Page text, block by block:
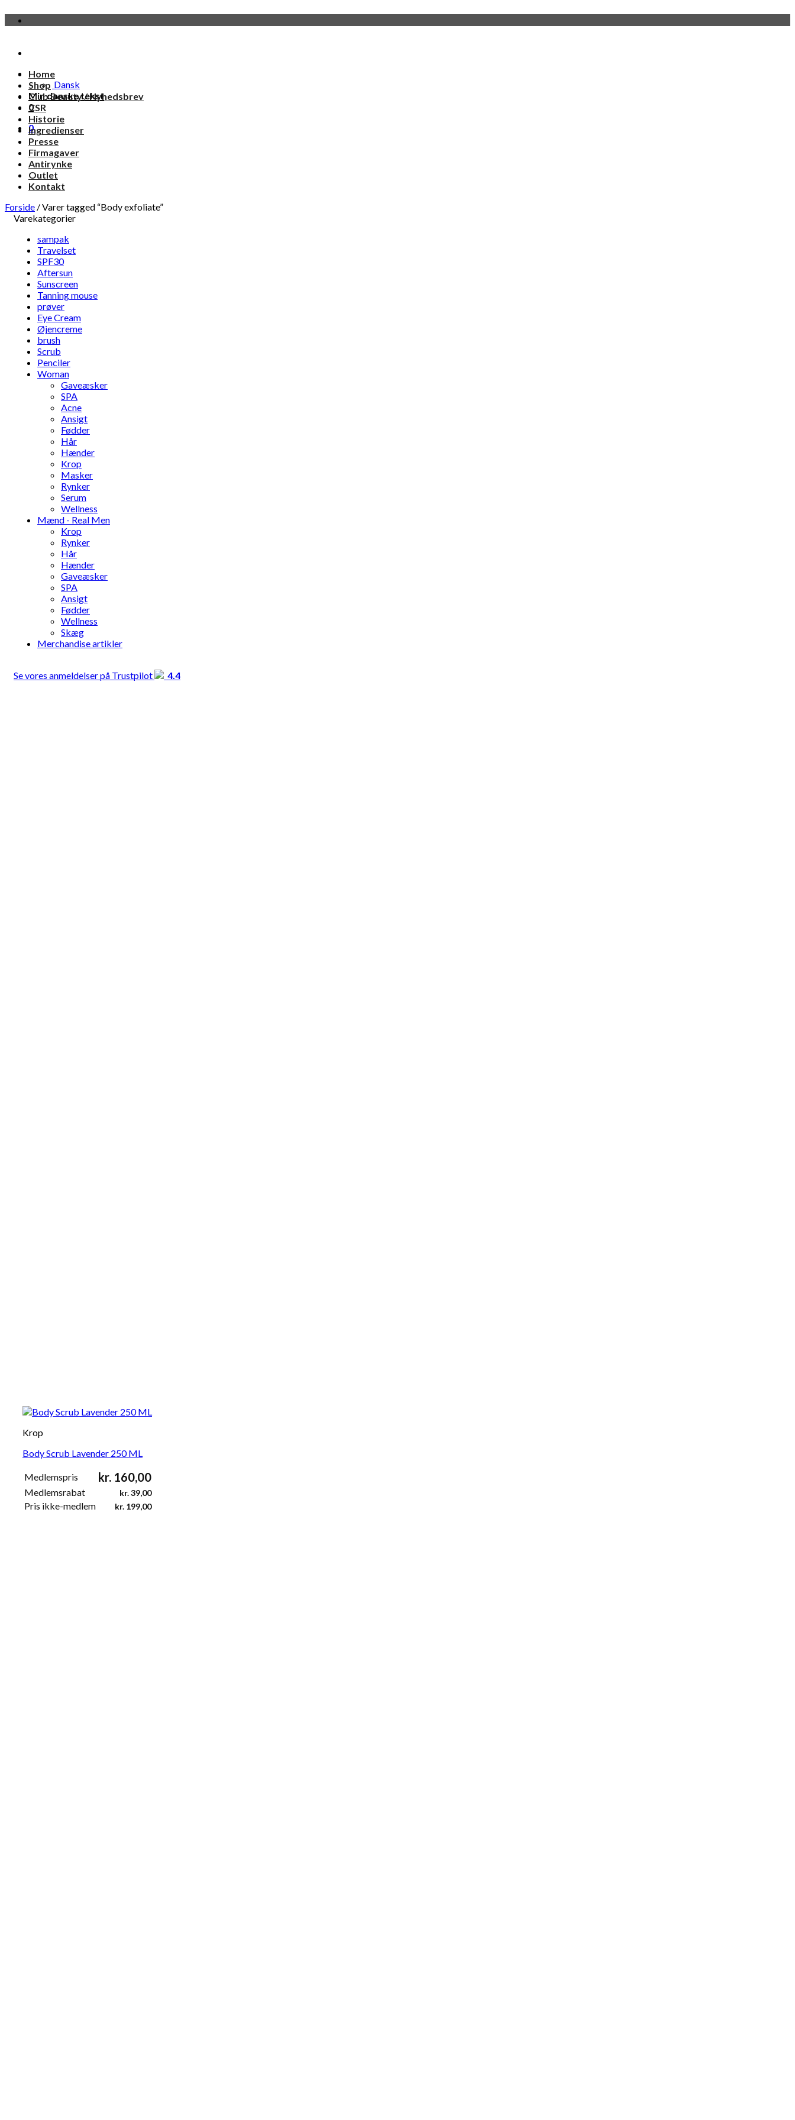
Dansk
Min danske tekst
0
0
Home
Shop
Club Beauty / Nyhedsbrev
CSR
Historie
Ingredienser
Presse
Firmagaver
Antirynke
Outlet
Kontakt
Forside /Varer tagged “Body exfoliate”
Varekategorier
sampak
Travelset
SPF30
Aftersun
Sunscreen
Tanning mouse
prøver
Eye Cream
Øjencreme
brush
Scrub
Penciler
Woman
Gaveæsker
SPA
Acne
Ansigt
Fødder
Hår
Hænder
Krop
Masker
Rynker
Serum
Wellness
Mænd - Real Men
Krop
Rynker
Hår
Hænder
Gaveæsker
SPA
Ansigt
Fødder
Wellness
Skæg
Merchandise artikler
Se vores anmeldelser på Trustpilot 4.4
Krop
Body Scrub Lavender 250 ML
Medlemspris kr. 160,00
Medlemsrabat kr.39,00
Pris ikke-medlem kr. 199,00